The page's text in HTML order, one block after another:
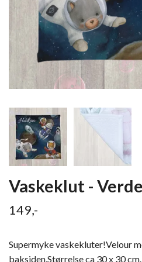
Vaskeklut -
149,-
Supermyke vaskekluter!Velour
baksiden.Størrelse ca 30 x 30 cm.